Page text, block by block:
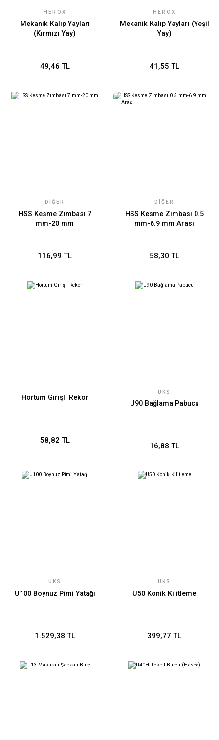
HEROX
Mekanik Kalıp Yayları
(Kırmızı Yay)
49,46 TL
HEROX
Mekanik Kalıp Yayları (Yeşil
Yay)
41,55 TL
DIĞER
HSS Kesme Zımbası 7
mm-20 mm
116,99 TL
DIĞER
HSS Kesme Zımbası 0.5
mm-6.9 mm Arası
58,30 TL
Hortum Girişli Rekor
58,82 TL
UKS
U90 Bağlama Pabucu
16,88 TL
UKS
U100 Boynuz Pimi Yatağı
1.529,38 TL
UKS
U50 Konik Kilitleme
399,77 TL